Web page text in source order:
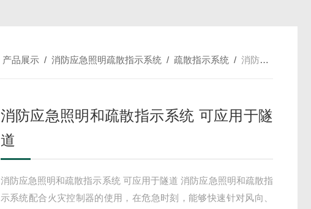
产品展示 /消防应急照明疏散指示系统 / 疏散指示系统 /消防应急照明和疏散指示系统 可应用于隧道
消防应急照明和疏散指示系统 可应用于隧
道
消防应急照明和疏散指示系统 可应用于隧道 消防应急照明和疏散指
示系统配合火灾控制器的使用，在危急时刻，能够快速针对风向、